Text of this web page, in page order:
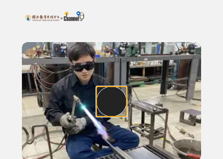
上方功能區塊
搜尋關鍵字：可輸入節目名稱、主持人或關鍵字